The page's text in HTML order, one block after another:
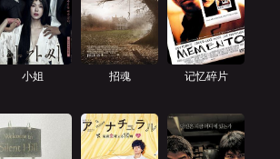
小姐 招魂 记忆碎片